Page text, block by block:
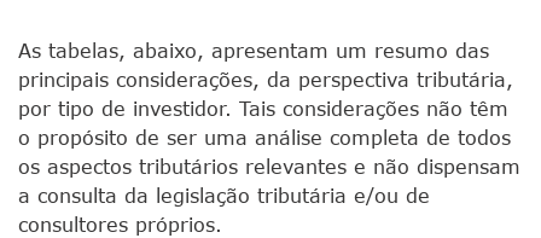
As tabelas, abaixo, apresentam um resumo das
principais considerações, da perspectiva tributária,
por tipo de investidor. Tais considerações não têm
o propósito de ser uma análise completa de todos
os aspectos tributários relevantes e não dispensam
a consulta da legislação tributária e/ou de
consultores próprios.